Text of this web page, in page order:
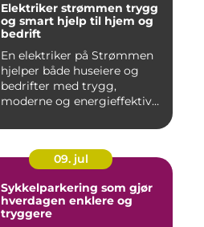
Elektriker strømmen trygg
og smart hjelp til hjem og
bedrift
En elektriker på Strømmen
hjelper både huseiere og
bedrifter med trygg,
moderne og energieffektiv
09. jul
Sykkelparkering som gjør
hverdagen enklere og
tryggere